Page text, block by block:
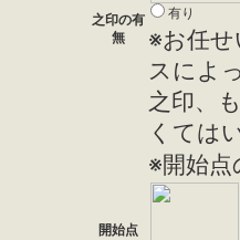
之印の有
無
有り
※お任
スによ
之印、
くては
開始点
※開始